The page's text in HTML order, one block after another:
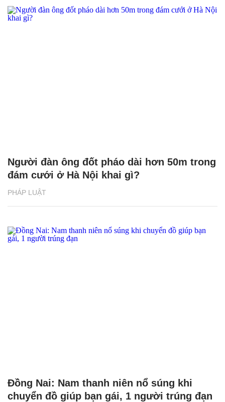
PHÁP LUẬT
Người đàn ông đốt pháo dài hơn 50m trong
đám cưới ở Hà Nội khai gì?
Đồng Nai: Nam thanh niên nổ súng khi
chuyển đồ giúp bạn gái, 1 người trúng đạn